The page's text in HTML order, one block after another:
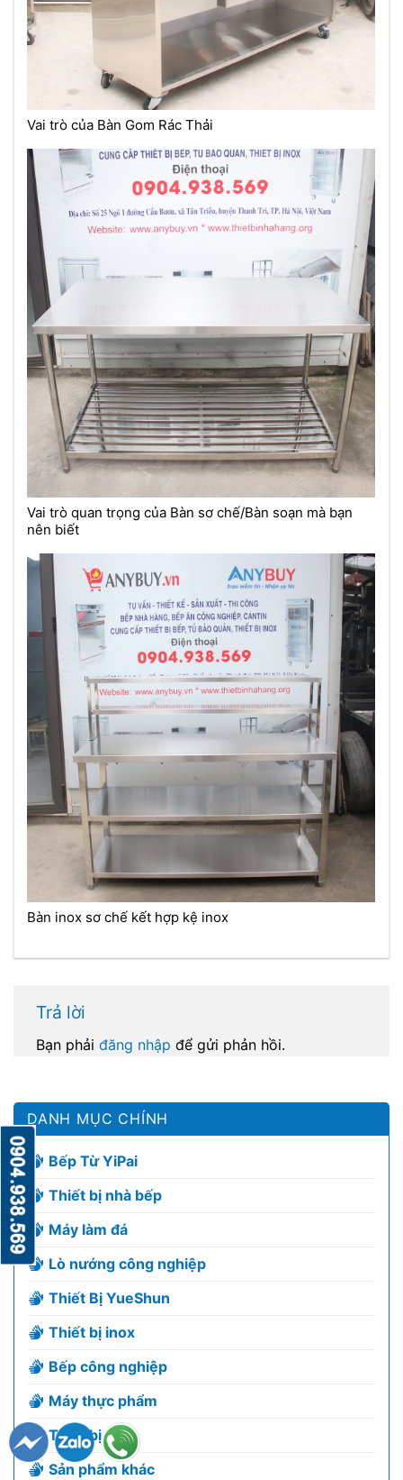
Vai trò của Bàn Gom Rác Thải
Vai trò quan trọng của Bàn sơ chế/Bàn soạn mà bạn
nên biết
Bàn inox sơ chế kết hợp kệ inox
Trả lời
Bạn phải đăng nhập để gửi phản hồi.
DANH MỤC CHÍNH
Bếp Từ YiPai
Thiết bị nhà bếp
Máy làm đá
Lò nướng công nghiệp
Thiết Bị YueShun
Thiết bị inox
Bếp công nghiệp
Máy thực phẩm
Thiết bị lạnh
Sản phẩm khác